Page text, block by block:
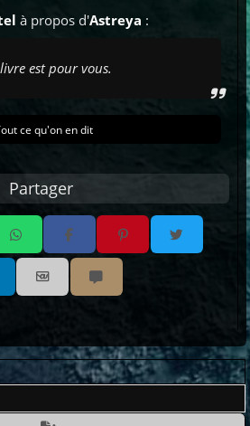
à propos d'Astreya :
est pour vous.
ce qu'on en dit
Partager
Partager par email